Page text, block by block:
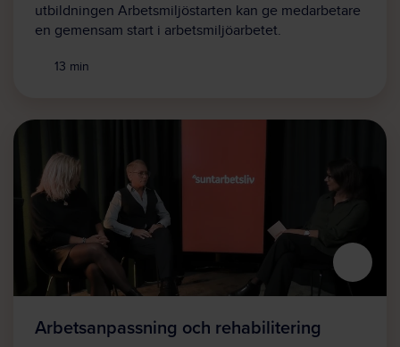
utbildningen Arbetsmiljöstarten kan ge medarbetare
en gemensam start i arbetsmiljöarbetet.
13 min
Arbetsanpassning och rehabilitering